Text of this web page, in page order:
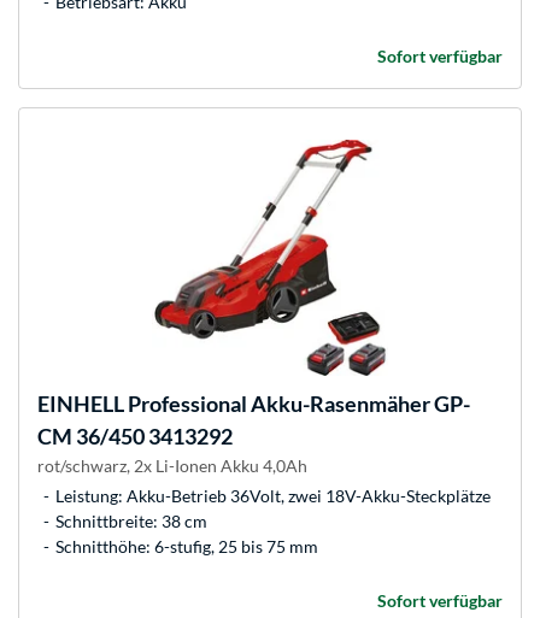
Sofort verfügbar
EINHELLProfessional Akku-Rasenmäher GP-
CM 36/450 3413292
rot/schwarz, 2x Li-Ionen Akku 4,0Ah
Leistung: Akku-Betrieb 36Volt, zwei 18V-Akku-Steckplätze
Schnittbreite: 38 cm
Schnitthöhe: 6-stufig, 25 bis 75 mm
Sofort verfügbar